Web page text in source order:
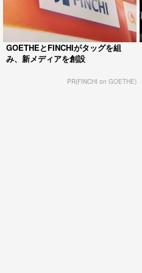
GOETHEとFINCHIがタッグを組
み、新メディアを創設
PR(FINCHI on GOETHE)